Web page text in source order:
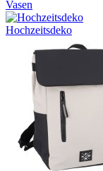
Vasen
Hochzeitsdeko